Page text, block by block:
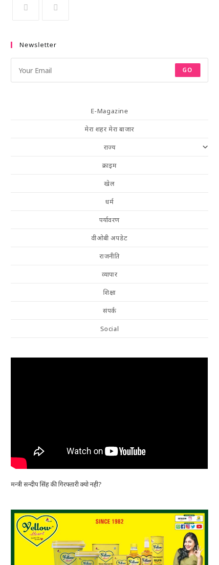
Newsletter
GO
E-Magazine
मेरा शहर मेरा बाजार
राज्य
क्राइम
खेल
धर्म
पर्यावरण
वीओबी अपडेट
राजनीति
व्यापार
शिक्षा
संपर्क
Social
मन्त्री सन्दीप सिंह की गिरफ्तारी क्यो नही?